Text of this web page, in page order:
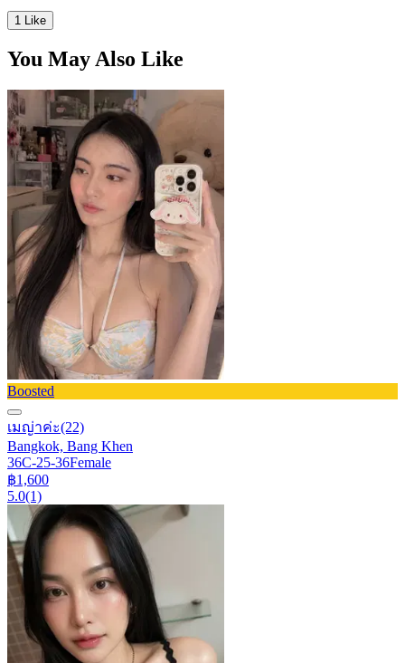
1 Like
You May Also Like
Boosted
เมญ่าค่ะ(22)
Bangkok, Bang Khen
36C-25-36Female
฿1,600
5.0(1)